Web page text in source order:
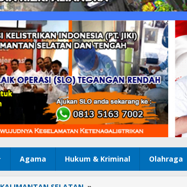
Agama Hukum & Kriminal Olahraga